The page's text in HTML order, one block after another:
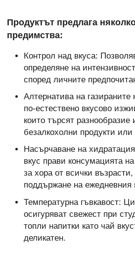
Продуктът предлага
предимства:
Контрол над вкуса:
определяне на
според личните
Алтернатива на газираните
по-естествено вкусово
които търсят разнообразие
безалкохолни продукти или
Насърчаване на
вкус прави консумацията
за хора от всички
поддържане на ежедневния
Температурна гъвкавост:
осигуряват свежест при
топли напитки като чай
деликатен.